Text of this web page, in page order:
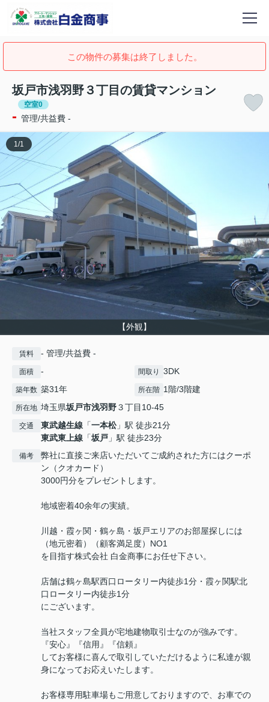
この物件の募集は終了しました。
坂戸市浅羽野３丁目の賃貸マンション
空室0
- 管理/共益費 -
【外観】
1 /1
賃料 - 管理/共益費 -
面積 - 間取り 3DK
築年数 築31年 所在階 1階/3階建
所在地 埼玉県坂戸市浅羽野３丁目10-45
交通 東武越生線 「一本松」駅 徒歩21分
東武東上線 「坂戸 」駅 徒歩23分
備考
弊社に直接ご来店いただいてご成約された方にはクーポ
ン（クオカード）
3000円分をプレゼントします。
地域密着40余年の実績。
川越・霞ヶ関・鶴ヶ島・坂戸エリアのお部屋探しには
（地元密着）（顧客満足度）NO1
を目指す株式会社 白金商事にお任せ下さい。
店舗は鶴ヶ島駅西口ロータリー内徒歩1分・霞ヶ関駅北
口ロータリー内徒歩1分
にございます。
当社スタッフ全員が宅地建物取引士なのが強みです。
『安心』『信用』『信頼』
してお客様に喜んで取引していただけるように私達が親
身になってお応えいたします。
お客様専用駐車場もご用意しておりますので、お車での